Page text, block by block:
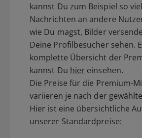
kannst Du zum Beispiel so
Nachrichten an andere
wie Du magst, Bilder
Deine Profilbesucher sehen.
komplette Übersicht der
kannst Du hier einsehen.
Die Preise für die Premium-
variieren je nach der
Hier ist eine übersichtliche
unserer Standardpreise: